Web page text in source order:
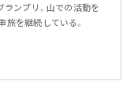
ランプリ。山での活動を
旅を継続している。